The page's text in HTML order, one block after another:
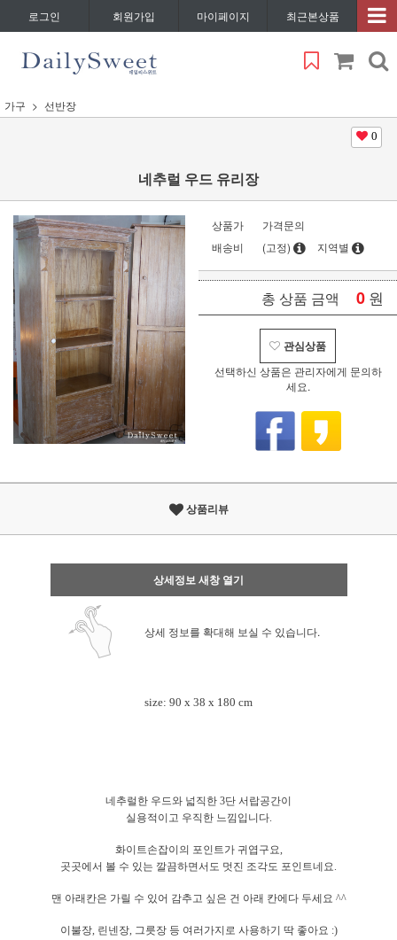
로그인 회원가입 마이페이지 최근본상품
가구 선반장
0
네추럴 우드 유리장
상품가
가격문의
배송비
(고정) 지역별
총 상품 금액 0 원
관심상품
선택하신 상품은 관리자에게 문의하
세요.
상품리뷰
상세정보 새창 열기
상세 정보를 확대해 보실 수 있습니다.
size: 90 x 38 x 180 cm
네추럴한 우드와 넓직한 3단 서랍공간이
실용적이고 우직한 느낌입니다.
화이트손잡이의 포인트가 귀엽구요,
곳곳에서 볼 수 있는 깔끔하면서도 멋진 조각도 포인트네요.
맨 아래칸은 가릴 수 있어 감추고 싶은 건 아래 칸에다 두세요 ^^
이불장, 린넨장, 그릇장 등 여러가지로 사용하기 딱 좋아요 :)